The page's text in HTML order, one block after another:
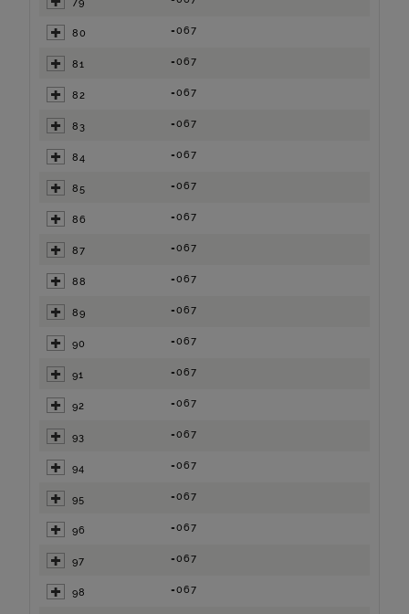
80 =067
81 =067
82 =067
83 =067
84 =067
85 =067
86 =067
87 =067
88 =067
89 =067
90 =067
91 =067
92 =067
93 =067
94 =067
95 =067
96 =067
97 =067
98 =067